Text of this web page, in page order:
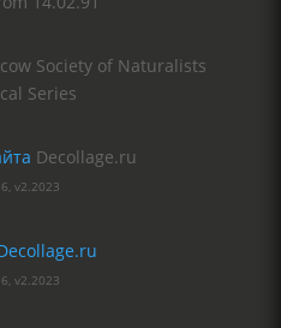
Society of Naturalists
Series
Decollage.ru
v2.2023
v2.2023